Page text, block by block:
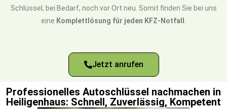
Schlüssel, bei Bedarf, noch vor Ort neu. Somit finden Sie bei uns
eine Komplettlösung für jeden KFZ-Notfall
Jetzt anrufen
Professionelles Autoschlüssel nachmachen in
Heiligenhaus: Schnell, Zuverlässig, Kompetent